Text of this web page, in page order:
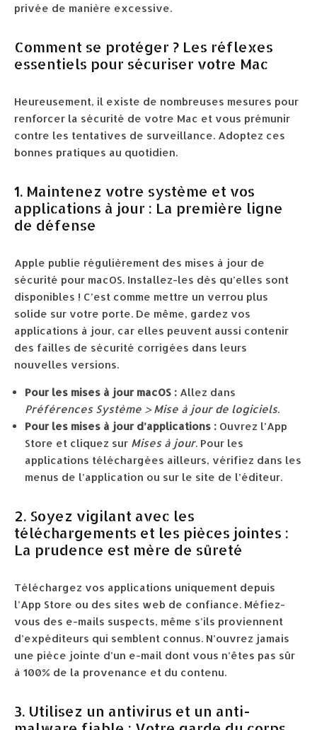
privée de manière excessive.
Comment se protéger ? Les réflexes
essentiels pour sécuriser votre Mac
Heureusement, il existe de nombreuses mesures pour
renforcer la sécurité de votre Mac et vous prémunir
contre les tentatives de surveillance. Adoptez ces
bonnes pratiques au quotidien.
1. Maintenez votre système et vos
applications à jour : La première ligne
de défense
Apple publie régulièrement des mises à jour de
sécurité pour macOS. Installez-les dès qu’elles sont
disponibles ! C’est comme mettre un verrou plus
solide sur votre porte. De même, gardez vos
applications à jour, car elles peuvent aussi contenir
des failles de sécurité corrigées dans leurs
nouvelles versions.
Pour les mises à jour macOS : Allez dans
Préférences Système > Mise à jour de logiciels.
Pour les mises à jour d’applications : Ouvrez l’App
Store et cliquez sur Mises à jour. Pour les
applications téléchargées ailleurs, vérifiez dans les
menus de l’application ou sur le site de l’éditeur.
2. Soyez vigilant avec les
téléchargements et les pièces jointes :
La prudence est mère de sûreté
Téléchargez vos applications uniquement depuis
l’App Store ou des sites web de confiance. Méfiez-
vous des e-mails suspects, même s’ils proviennent
d’expéditeurs qui semblent connus. N’ouvrez jamais
une pièce jointe d’un e-mail dont vous n’êtes pas sûr
à 100% de la provenance et du contenu.
3. Utilisez un antivirus et un anti-